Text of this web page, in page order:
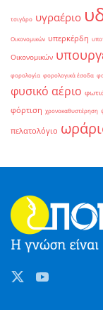
τσιγάρο υγραέριο
Οικονομικών υπερκέρδη
Οικονομικών
φορολογία φορολογικά έσοδα
φυσικό αέριο
φόρτιση χρονοκαθυστέρηση
πελατολόγιο